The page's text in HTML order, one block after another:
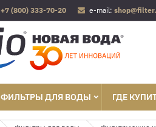
+7 (800) 333-70-20 e-mail:
ФИЛЬТРЫ ДЛЯ ВОДЫ ГДЕ